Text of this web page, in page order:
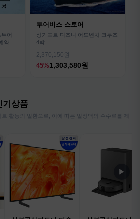
어
약 식
투어비스 스토어
싱가포르 디즈니 어드벤처 크루즈
4박
2,370,150원
45%1,303,580원
기상품
활동의 일환으로, 이에 따른 일정액의 수수료를 제
▶